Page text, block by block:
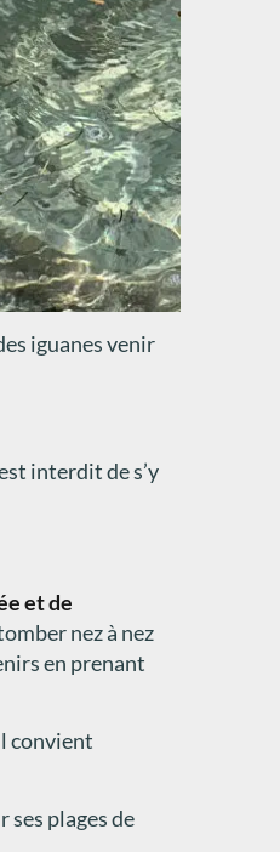
iguanes venir
interdit de s’y
et de
nez à nez
en prenant
convient
ses plages de